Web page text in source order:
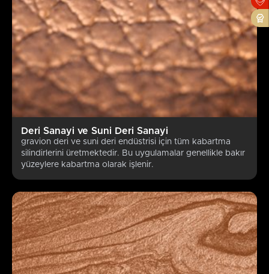
Deri Sanayi ve Suni Deri Sanayi
gravion deri ve suni deri endüstrisi için tüm kabartma
silindirlerini üretmektedir. Bu uygulamalar genellikle bakır
yüzeylere kabartma olarak işlenir.
OK Cancel